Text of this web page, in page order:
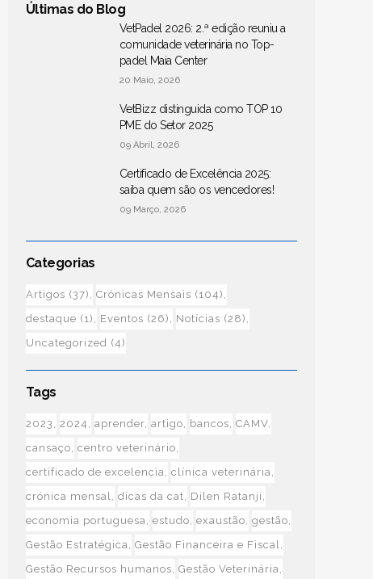
Últimas do Blog
VetPadel 2026: 2.ª edição reuniu a
comunidade veterinária no Top-
padel Maia Center
20 Maio, 2026
VetBizz distinguida como TOP 10
PME do Setor 2025
09 Abril, 2026
Certificado de Excelência 2025:
saiba quem são os vencedores!
09 Março, 2026
Categorias
Artigos (37) Crónicas Mensais (104)
destaque (1) Eventos (26) Notícias (28)
Uncategorized (4)
Tags
2023 2024 aprender artigo bancos CAMV
cansaço centro veterinário
certificado de excelencia clínica veterinária
crónica mensal dicas da cat
Dilen Ratanji
economia portuguesa estudo exaustão gestão
Gestão Estratégica Gestão Financeira e Fiscal
Gestão Recursos humanos Gestão Veterinária